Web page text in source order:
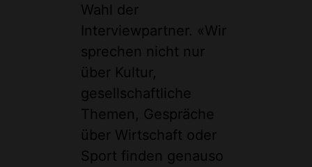
Wahl der
Interviewpartner. «Wir
sprechen nicht nur
über Kultur,
gesellschaftliche
Themen, Gespräche
über Wirtschaft oder
Sport finden genauso